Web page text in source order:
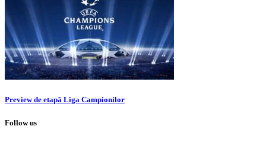
Preview de etapă Liga Campionilor
Follow us